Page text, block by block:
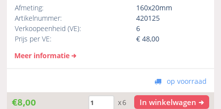
Afmeting:
160x20mm
Artikelnummer:
420125
Verkoopeenheid (VE):
6
Prijs per VE:
€48,00
Meer informatie
op voorraad
€8,00 x6 In winkelwagen